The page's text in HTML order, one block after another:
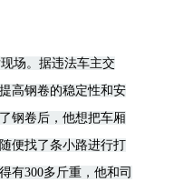
场。据违法车主交
高钢卷的稳定性和安
钢卷后，他想把车厢
便找了条小路进行打
有300多斤重，他和司